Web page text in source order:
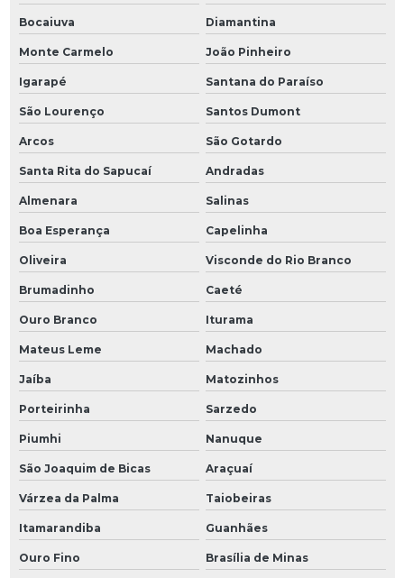
Bocaiuva Diamantina
Monte Carmelo João Pinheiro
Igarapé Santana do Paraíso
São Lourenço Santos Dumont
Arcos São Gotardo
Santa Rita do Sapucaí Andradas
Almenara Salinas
Boa Esperança Capelinha
Oliveira Visconde do Rio Branco
Brumadinho Caeté
Ouro Branco Iturama
Mateus Leme Machado
Jaíba Matozinhos
Porteirinha Sarzedo
Piumhi Nanuque
São Joaquim de Bicas Araçuaí
Várzea da Palma Taiobeiras
Itamarandiba Guanhães
Ouro Fino Brasília de Minas